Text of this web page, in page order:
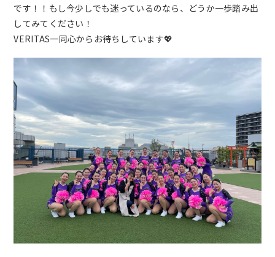
です！！もし今少しでも迷っているのなら、どうか一歩踏み出
してみてください！
VERITAS一同心からお待ちしています💖